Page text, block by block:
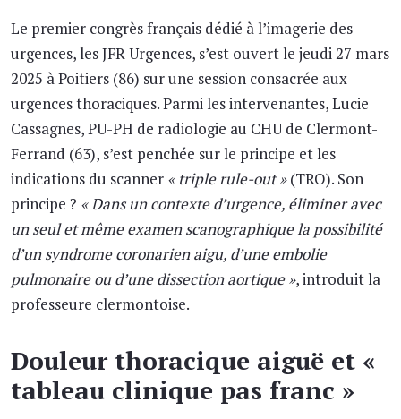
Le premier congrès français dédié à l’imagerie des
urgences, les JFR Urgences, s’est ouvert le jeudi 27 mars
2025 à Poitiers (86) sur une session consacrée aux
urgences thoraciques. Parmi les intervenantes, Lucie
Cassagnes, PU-PH de radiologie au CHU de Clermont-
Ferrand (63), s’est penchée sur le principe et les
indications du scanner « triple rule-out »(TRO). Son
principe ? « Dans un contexte d’urgence, éliminer avec
un seul et même examen scanographique la possibilité
d’un syndrome coronarien aigu, d’une embolie
pulmonaire ou d’une dissection aortique », introduit la
professeure clermontoise.
Douleur thoracique aiguë et «
tableau clinique pas franc »